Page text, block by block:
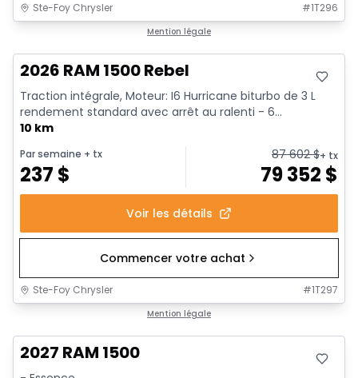
Ste-Foy Chrysler #1T296
Mention légale
2026 RAM 1500 Rebel
Traction intégrale, Moteur: I6 Hurricane biturbo de 3 L
rendement standard avec arrêt au ralenti - 6...
10 km
Par semaine + tx
237 $
87 602$+ tx
79 352 $
Voir les détails
Commencer votre achat
Ste-Foy Chrysler #1T297
Mention légale
2027 RAM 1500